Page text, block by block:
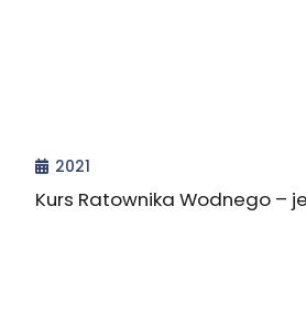
2021
Kurs Ratownika Wodnego –